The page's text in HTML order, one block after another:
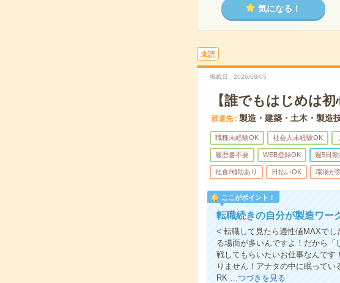
気になる！
未読
掲載日 2026/08/05
【誰でもはじめは
派遣先 製造・建築・土木・製造
職種未経験OK 社会人未経験OK
履歴書不要 WEB登録OK 週5日勤
社食/補助あり 日払いOK 職場が
ここがポイント！
転職続きの自分が製造ワー
< 転職して見たら適性値MAXで
る場面が多いんですよ！だから
戦してもらいたいお仕事なんです
りません！アナタの中に眠って
RK …つづきを見る